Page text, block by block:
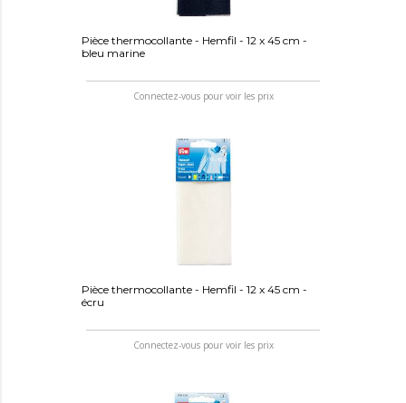
Pièce thermocollante - Hemfil - 12 x 45 cm -
bleu marine
Connectez-vous pour voir les prix
Pièce thermocollante - Hemfil - 12 x 45 cm -
écru
Connectez-vous pour voir les prix